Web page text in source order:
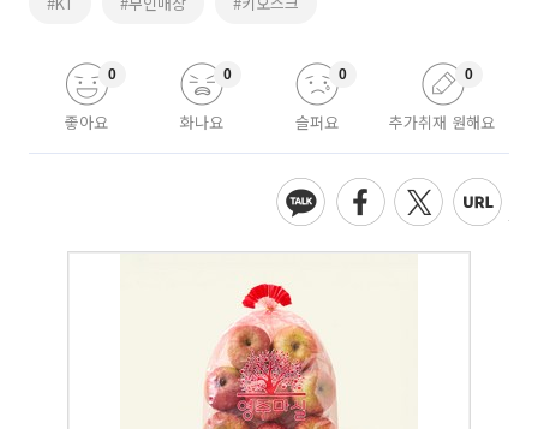
좋아요
0
화나요
0
슬퍼요
0
추가취재 원해요
0